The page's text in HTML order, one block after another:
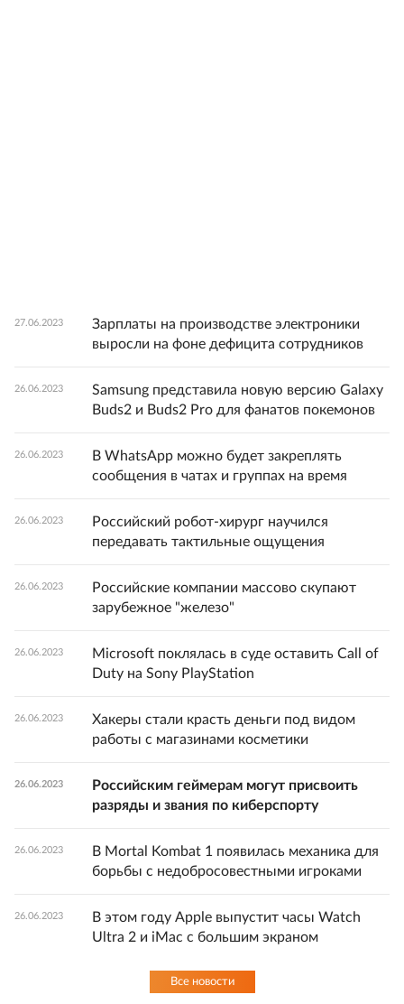
27.06.2023
Зарплаты на производстве электроники
выросли на фоне дефицита сотрудников
26.06.2023
Samsung представила новую версию Galaxy
Buds2 и Buds2 Pro для фанатов покемонов
26.06.2023
В WhatsApp можно будет закреплять
сообщения в чатах и группах на время
26.06.2023
Российский робот-хирург научился
передавать тактильные ощущения
26.06.2023
Российские компании массово скупают
зарубежное "железо"
26.06.2023
Microsoft поклялась в суде оставить Call of
Duty на Sony PlayStation
26.06.2023
Хакеры стали красть деньги под видом
работы с магазинами косметики
26.06.2023
Российским геймерам могут присвоить
разряды и звания по киберспорту
26.06.2023
В Mortal Kombat 1 появилась механика для
борьбы с недобросовестными игроками
26.06.2023
В этом году Apple выпустит часы Watch
Ultra 2 и iMac с большим экраном
Все новости